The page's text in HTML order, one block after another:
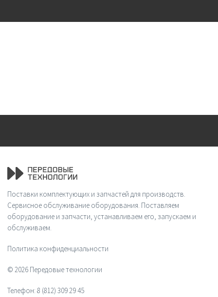
Поставки комплектующих и запчастей для производств.
Сервисное обслуживание оборудования. Поставляем
оборудование и запчасти, устанавливаем его, запускаем и
обслуживаем.
Политика конфиденциальности
© 2026 Передовые технологии
Телефон: 8 (812) 309 29 45